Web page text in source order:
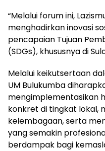
“Melalui forum ini,
menghadirkan inovasi
pencapaian Tujuan
(SDGs), khususnya di
Melalui keikutsertaan
UM Bulukumba
mengimplementasikan
konkret di tingkat lokal,
kelembagaan, serta
yang semakin
berdampak bagi